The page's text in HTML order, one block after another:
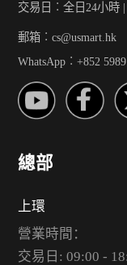
交易日︰全日24小時
郵箱︰cs@usmart.hk
WhatsApp︰+852
總部
上環
營業時間：
交易日: 09:00 -